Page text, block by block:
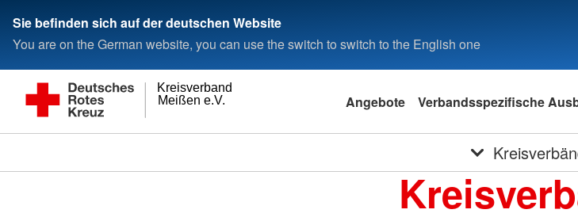
Sie befinden sich auf der deutschen Website
You are on the German website, you can use the switch to switch to the English one
Meißen e.V.
Kreisverband
Angebote Verbandsspezifische